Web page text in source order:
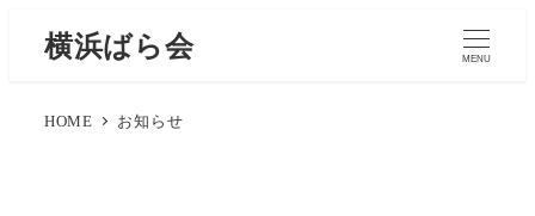
横浜ばら会 MENU
HOME お知らせ